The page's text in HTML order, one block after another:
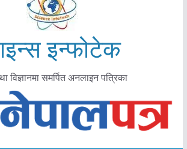
आयुर्वेद चिकित्सा प्रणालीको भूमिका महत्वपूर्ण छ :
मुख्यमन्त्री शाह
काभ्रेपलाञ्चोकमा आयुर्वेद स्वास्थ्योपचारतर्फ
बढ्दै
इन्फोटेक
विज्ञानमा समर्पित अनलाइन पत्रिका